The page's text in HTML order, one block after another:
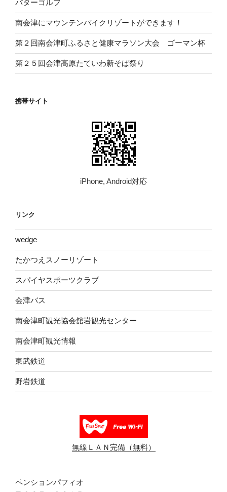
パターゴルフ
南会津にマウンテンバイクリゾートができます！
第２回南会津町ふるさと健康マラソン大会 ゴーマン杯
第２５回会津高原たていわ新そば祭り
携帯サイト
iPhone, Android対応
リンク
wed​ge
たかつえスノーリゾート
スパイヤスポーツクラブ
会津バス
南会津町観光協会舘岩観光センター
南会津町観光情報
東武鉄道
野岩鉄道
無線ＬＡＮ完備（無料）
ペンションパフィオ